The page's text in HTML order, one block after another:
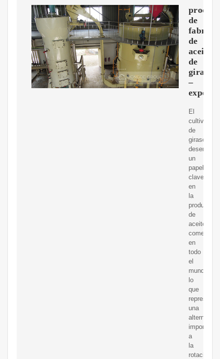
proceso
de
de
aceite
de
girasol
–
expeller
El
cultivo
de
girasol
un
papel
clave
en
la
producción
de
aceite
comestible
en
todo
el
mundo,
lo
que
representa
una
alternativa
importante
a
la
rotación